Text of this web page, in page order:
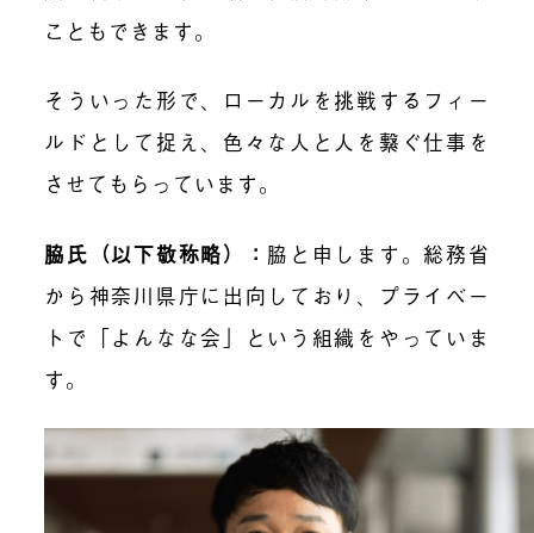
こともできます。
そういった形で、ローカルを挑戦するフィー
ルドとして捉え、色々な人と人を繋ぐ仕事を
させてもらっています。
脇氏（以下敬称略） ： 脇と申します。総務省
から神奈川県庁に出向しており、プライベー
トで「よんなな会」という組織をやっていま
す。